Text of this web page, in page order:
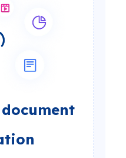
document